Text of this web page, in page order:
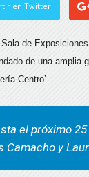
en Twitter
de
de una amplia
Centro’.
el próximo
y